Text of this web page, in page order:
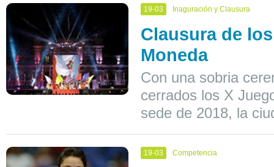
19-03 Inaguración y Clausura
Clausura de
Moneda
Con una sobria
cerrados los X
sede de 2018, la
19-03 Competencia